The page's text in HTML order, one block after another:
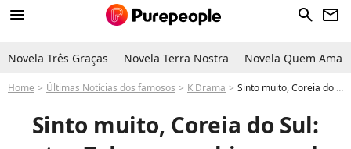
menu search newsletter
Novela Três Graças Novela Terra Nostra Novela Quem Ama
Home Últimas Notícias dos famosos K Drama Sinto muito, Coreia do Sul: estes 7 doramas chineses da Netflix são muito superiores aos k-dramas, mas poucos comentam sobre eles
Sinto muito, Coreia do Sul: